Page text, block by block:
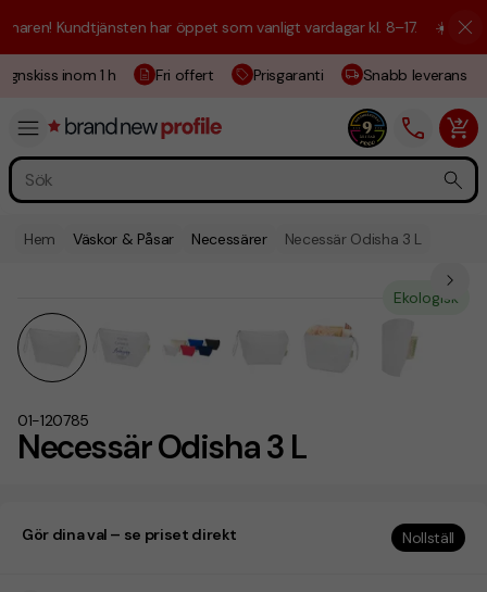
Kundtjänsten har öppet som vanligt vardagar kl. 8–17. ☀️ Vi är
inom 1 h Fri offert Prisgaranti Snabb leverans
Hem Väskor & Påsar Necessärer Necessär Odisha 3 L
Necessär Odisha 3 L
01-120785
Ekologisk
Gör dina val – se priset direkt Nollställ